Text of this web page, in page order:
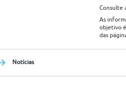
Consulte
As
objetivo
das
Notícias